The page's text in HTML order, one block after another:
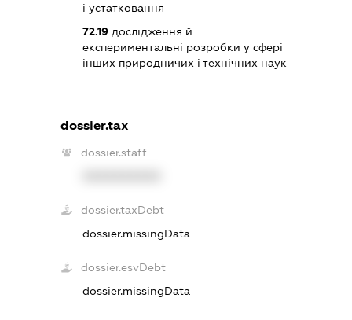
і устатковання
72.19 дослідження й
експериментальні розробки у сфері
інших природничих і технічних наук
dossier.tax
dossier.staff
dossier.taxDebt
dossier.missingData
dossier.esvDebt
dossier.missingData